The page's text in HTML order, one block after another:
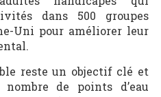
dans 500 groupes
Uni pour améliorer leur
reste un objectif clé et
de points d’eau